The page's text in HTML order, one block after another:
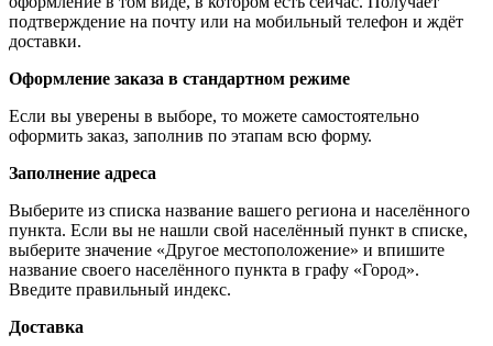
подтверждение на почту или на мобильный телефон и ждёт
доставки.
Оформление заказа в стандартном режиме
Если вы уверены в выборе, то можете самостоятельно
оформить заказ, заполнив по этапам всю форму.
Заполнение адреса
Выберите из списка название вашего региона и населённого
пункта. Если вы не нашли свой населённый пункт в списке,
выберите значение «Другое местоположение» и впишите
название своего населённого пункта в графу «Город».
Введите правильный индекс.
Доставка